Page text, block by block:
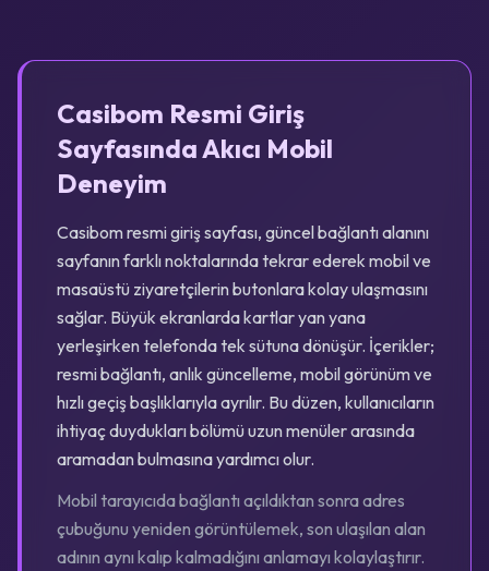
Casibom Resmi Giriş
Sayfasında Akıcı Mobil
Deneyim
Casibom resmi giriş sayfası, güncel bağlantı alanını
sayfanın farklı noktalarında tekrar ederek mobil ve
masaüstü ziyaretçilerin butonlara kolay ulaşmasını
sağlar. Büyük ekranlarda kartlar yan yana
yerleşirken telefonda tek sütuna dönüşür. İçerikler;
resmi bağlantı, anlık güncelleme, mobil görünüm ve
hızlı geçiş başlıklarıyla ayrılır. Bu düzen, kullanıcıların
ihtiyaç duydukları bölümü uzun menüler arasında
aramadan bulmasına yardımcı olur.
Mobil tarayıcıda bağlantı açıldıktan sonra adres
çubuğunu yeniden görüntülemek, son ulaşılan alan
adının aynı kalıp kalmadığını anlamayı kolaylaştırır.